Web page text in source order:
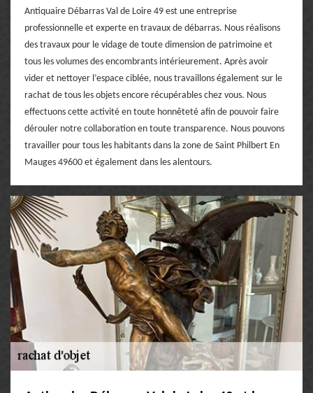
Antiquaire Débarras Val de Loire 49 est une entreprise
professionnelle et experte en travaux de débarras. Nous réalisons
des travaux pour le vidage de toute dimension de patrimoine et
tous les volumes des encombrants intérieurement. Après avoir
vider et nettoyer l’espace ciblée, nous travaillons également sur le
rachat de tous les objets encore récupérables chez vous. Nous
effectuons cette activité en toute honnêteté afin de pouvoir faire
dérouler notre collaboration en toute transparence. Nous pouvons
travailler pour tous les habitants dans la zone de Saint Philbert En
Mauges 49600 et également dans les alentours.